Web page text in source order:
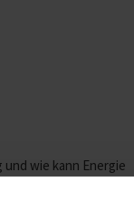
wie kann Energie
sind für